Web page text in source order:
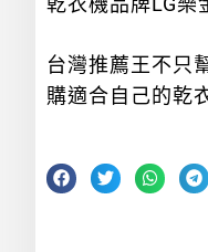
台灣推薦王不只
購適合自己的乾